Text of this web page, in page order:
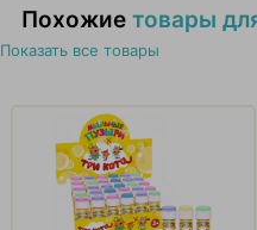
Похожие товары
Показать все товары